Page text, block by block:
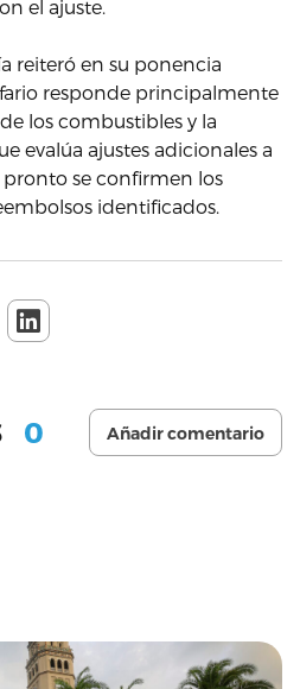
el ajuste.
reiteró en su ponencia
responde principalmente
los combustibles y la
evalúa ajustes adicionales a
pronto se confirmen los
identificados.
0 Añadir comentario